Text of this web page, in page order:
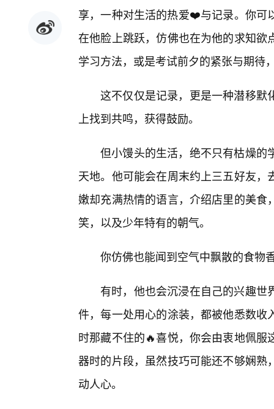
享，一种对生活的热爱❤️与记录。你可
在他脸上跳跃，仿佛也在为他的求知
学习方法，或是考试前夕的紧张与期待
这不仅仅是记录，更是一种潜移默
上找到共鸣，获得鼓励。
但小馒头的生活，绝不只有枯燥的
天地。他可能会在周末约上三五好友
嫩却充满热情的语言，介绍店里的美
笑，以及少年特有的朝气。
你仿佛也能闻到空气中飘散的食物
有时，他也会沉浸在自己的兴趣
件，每一处用心的涂装，都被他悉数
时那藏不住的🔥喜悦，你会由衷地佩
器时的片段，虽然技巧可能还不够娴
动人心。